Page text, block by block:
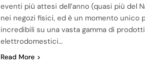
eventi più attesi dell’anno (quasi più del
nei negozi fisici, ed è un momento unico
incredibili su una vasta gamma di
elettrodomestici…
Read More